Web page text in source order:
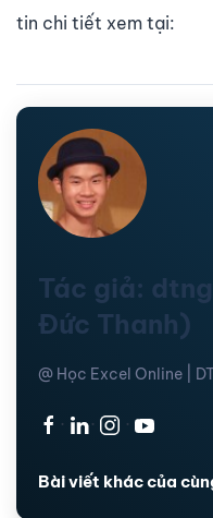
tin chi tiết xem tại:
Tác giả:
Đức Thanh)
@ Học Excel Online |
· · ·
Bài viết khác của